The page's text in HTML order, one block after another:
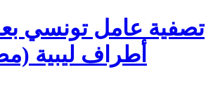
تصفية عامل تونسي
أطراف ليبية